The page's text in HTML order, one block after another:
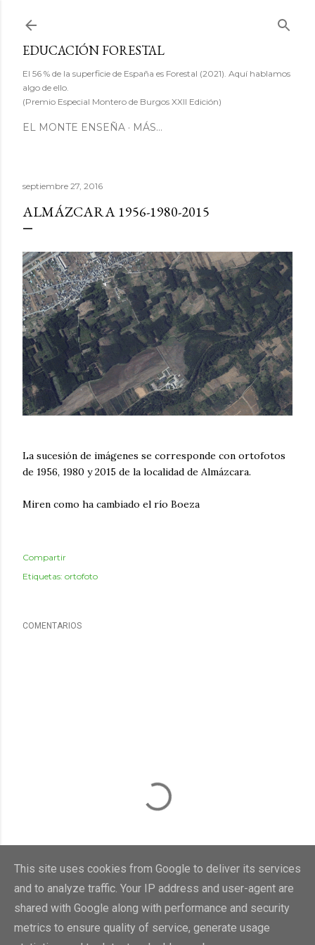
EDUCACIÓN FORESTAL
El 56 % de la superficie de España es Forestal (2021). Aquí hablamos
algo de ello.
(Premio Especial Montero de Burgos XXII Edición)
EL MONTE ENSEÑA MÁS…
septiembre 27, 2016
ALMÁZCARA 1956-1980-2015
La sucesión de imágenes se corresponde con ortofotos
de 1956, 1980 y 2015 de la localidad de Almázcara.
Miren como ha cambiado el río Boeza
Compartir
Etiquetas: ortofoto
COMENTARIOS
This site uses cookies from Google to deliver its services
and to analyze traffic. Your IP address and user-agent are
shared with Google along with performance and security
metrics to ensure quality of service, generate usage